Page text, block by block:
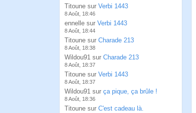
Titoune sur Verbi 1443
8 Août, 18:46
ennelle sur Verbi 1443
8 Août, 18:44
Titoune sur Charade 213
8 Août, 18:38
Wildou91 sur Charade 213
8 Août, 18:37
Titoune sur Verbi 1443
8 Août, 18:37
Wildou91 sur ça pique, ça brûle !
8 Août, 18:36
Titoune sur C'est cadeau là.